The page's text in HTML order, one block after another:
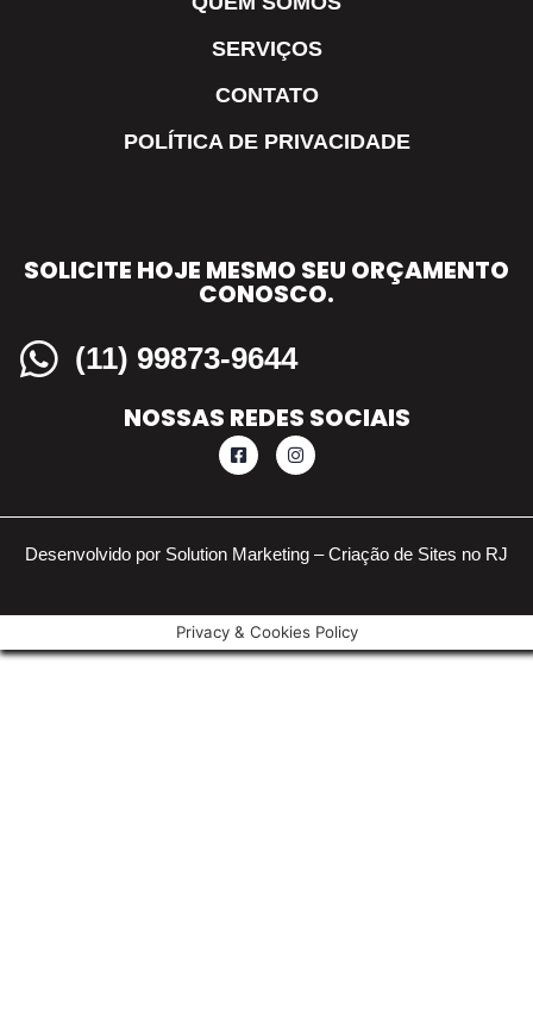
SERVIÇOS
CONTATO
POLÍTICA DE PRIVACIDADE
SOLICITE HOJE MESMO SEU ORÇAMENTO
CONOSCO.
(11) 99873-9644
NOSSAS REDES SOCIAIS
Desenvolvido por Solution Marketing –Criação de Sites no RJ
Privacy & Cookies Policy